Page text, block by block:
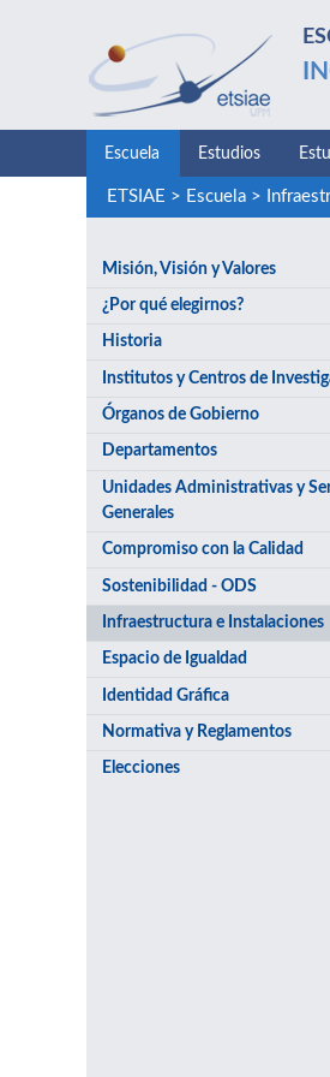
Escuela Estudios
ETSIAE > Escuela>
Misión, Visión y Valores
¿Por qué elegirnos?
Historia
Institutos y Centros de
Órganos de Gobierno
Departamentos
Unidades Administrativas y
Generales
Compromiso con la Calidad
Sostenibilidad - ODS
Infraestructura e Instalaciones
Espacio de Igualdad
Identidad Gráfica
Normativa y Reglamentos
Elecciones